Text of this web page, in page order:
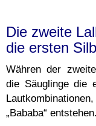
Die zweite
die ersten
Währen der
die Säuglinge die
Lautkombinationen,
„Bababa“ entstehen.